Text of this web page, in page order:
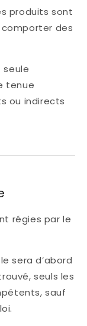
produits sont
des
seule
tenue
ou indirects
régies par le
sera d’abord
seuls les
sauf